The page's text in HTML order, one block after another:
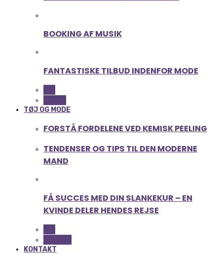
BOOKING AF MUSIK
FANTASTISKE TILBUD INDENFOR MODE
TØJ OG MODE
FORSTÅ FORDELENE VED KEMISK PEELING
TENDENSER OG TIPS TIL DEN MODERNE
MAND
FÅ SUCCES MED DIN SLANKEKUR – EN
KVINDE DELER HENDES REJSE
KONTAKT